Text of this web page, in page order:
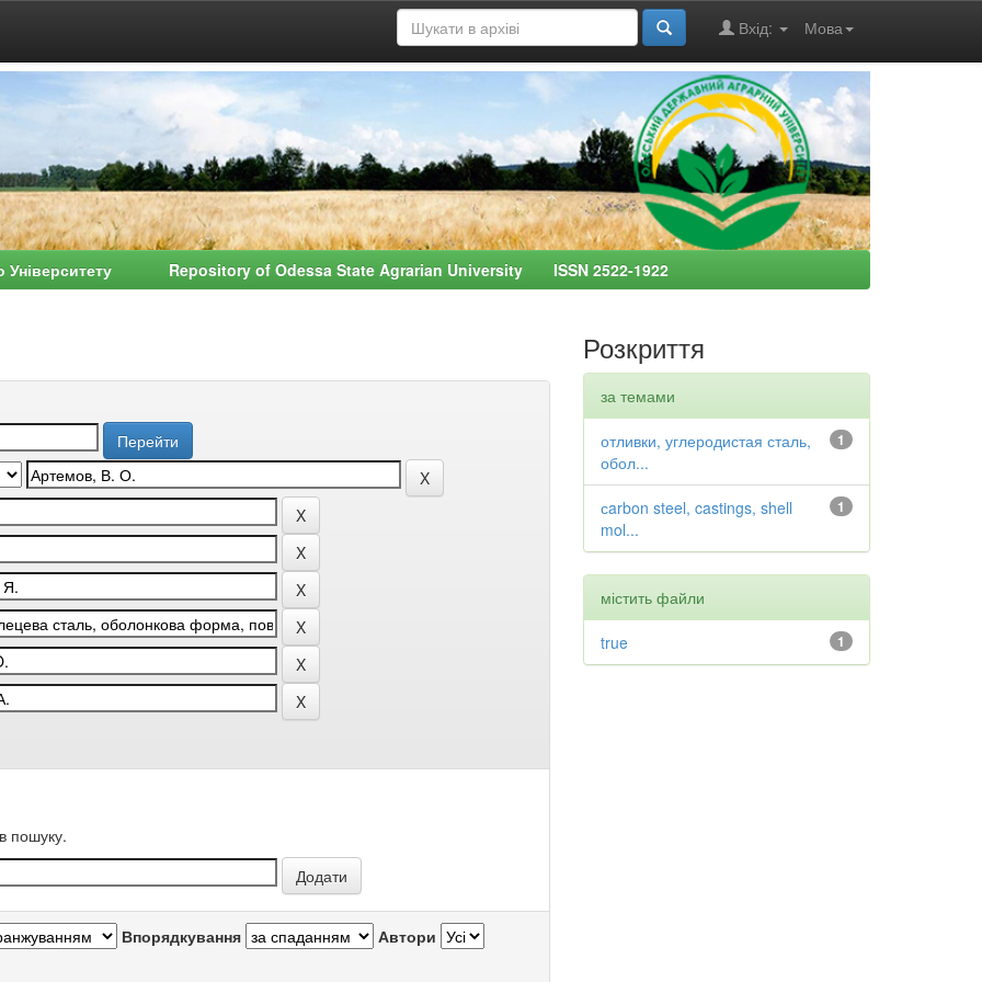
Мова
Вхід:
Університету Repository of Odessa State Agrarian University ISSN 2522-1922
пошуку.
Впорядкування Автори
Розкриття
за темами
1
отливки, углеродистая сталь,
обол...
1
сarbon steel, castings, shell
mol...
містить файли
1
true